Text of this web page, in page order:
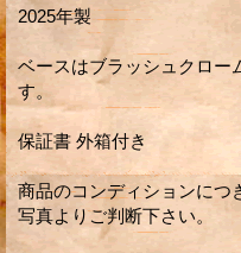
2025年製
ベースはブラッシュクロー
す。
保証書 外箱付き
商品のコンディションにつ
写真よりご判断下さい。